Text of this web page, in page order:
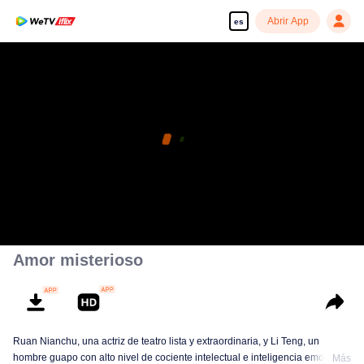
es Abrir App
Amor misterioso
Ruan Nianchu, una actriz de teatro lista y extraordinaria, y Li Teng, un
hombre guapo con alto nivel de cociente intelectual e inteligencia emocional
Más